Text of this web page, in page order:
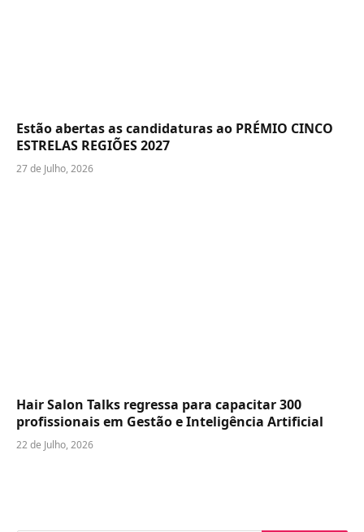
Estão abertas as candidaturas ao PRÉMIO CINCO
ESTRELAS REGIÕES 2027
27 de Julho, 2026
Hair Salon Talks regressa para capacitar 300
profissionais em Gestão e Inteligência Artificial
22 de Julho, 2026